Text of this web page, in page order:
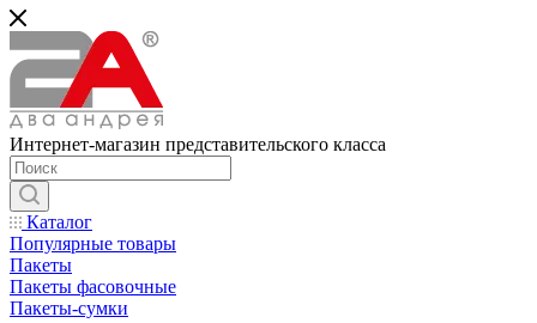
Интернет-магазин представительского класса
Каталог
Популярные товары
Пакеты
Пакеты фасовочные
Пакеты-сумки